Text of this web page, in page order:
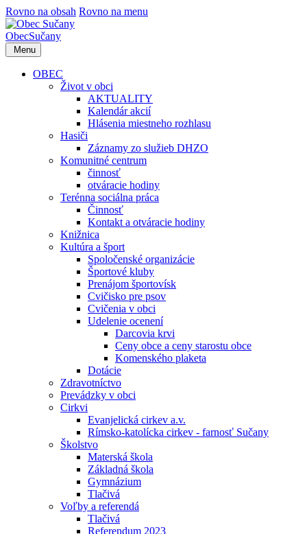
Rovno na obsah Rovno na menu
ObecSučany
Menu
OBEC
Život v obci
AKTUALITY
Kalendár akcií
Hlásenia miestneho rozhlasu
Hasiči
Záznamy zo služieb DHZO
Komunitné centrum
činnosť
otváracie hodiny
Terénna sociálna práca
Činnosť
Kontakt a otváracie hodiny
Knižnica
Kultúra a šport
Spoločenské organizácie
Športové kluby
Prenájom športovísk
Cvičisko pre psov
Cvičenia v obci
Udelenie ocenení
Darcovia krvi
Ceny obce a ceny starostu obce
Komenského plaketa
Dotácie
Zdravotníctvo
Prevádzky v obci
Cirkvi
Evanjelická cirkev a.v.
Rímsko-katolícka cirkev - farnosť Sučany
Školstvo
Materská škola
Základná škola
Gymnázium
Tlačivá
Voľby a referendá
Tlačivá
Referendum 2023